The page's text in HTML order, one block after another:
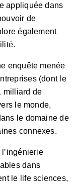
appliquée dans
de
également
enquête menée
(dont le
milliard de
le monde,
le domaine de
connexes.
dans
le life sciences,